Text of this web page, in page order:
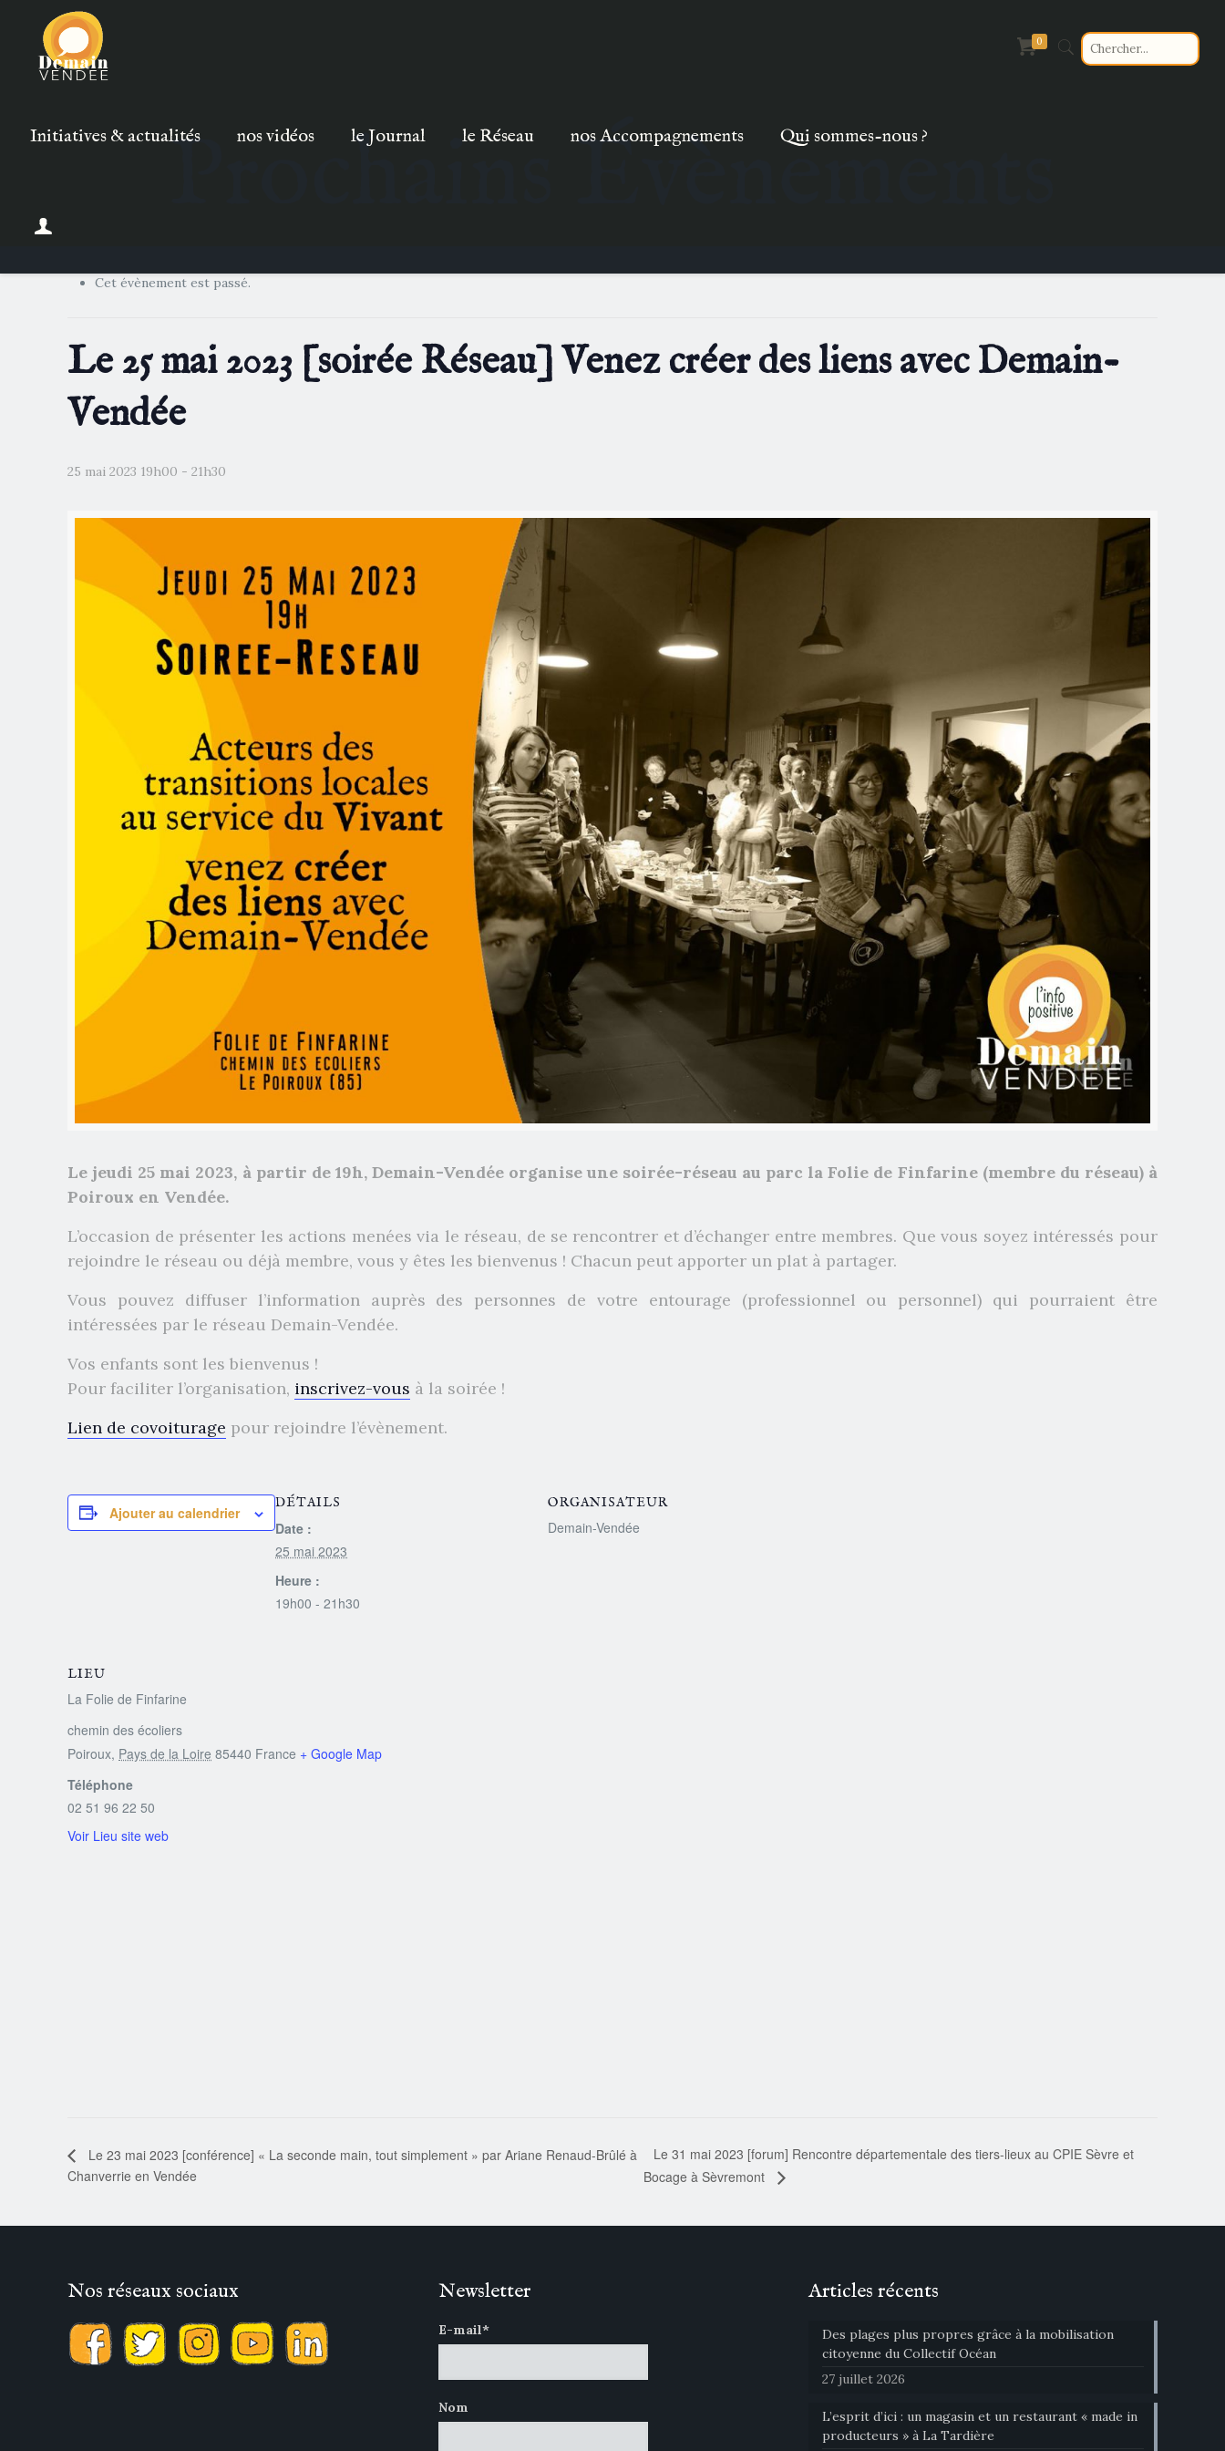
Initiatives & actualités nos vidéos le Journal le Réseau nos Accompagnements Qui sommes-nous ?
0
Prochains Évènements
Cet évènement est passé.
Le 25 mai 2023 [soirée Réseau] Venez créer des liens avec Demain-
Vendée
25 mai 2023 19h00 -21h30
Le jeudi 25 mai 2023, à partir de 19h, Demain-Vendée organise une soirée-réseau au parc la Folie de Finfarine (membre du réseau) à
Poiroux en Vendée.
L’occasion de présenter les actions menées via le réseau, de se rencontrer et d’échanger entre membres. Que vous soyez intéressés pour
rejoindre le réseau ou déjà membre, vous y êtes les bienvenus ! Chacun peut apporter un plat à partager.
Vous pouvez diffuser l’information auprès des personnes de votre entourage (professionnel ou personnel) qui pourraient être
intéressées par le réseau Demain-Vendée.
Vos enfants sont les bienvenus !
Pour faciliter l’organisation, inscrivez-vous à la soirée !
Lien de covoiturage pour rejoindre l’évènement.
Ajouter au calendrier
DÉTAILS
Date :
25 mai 2023
Heure :
19h00 - 21h30
ORGANISATEUR
Demain-Vendée
LIEU
La Folie de Finfarine
chemin des écoliers
Poiroux, Pays de la Loire 85440 France + Google Map
Téléphone
02 51 96 22 50
Voir Lieu site web
Le 23 mai 2023 [conférence] « La seconde main, tout simplement » par Ariane Renaud-Brûlé à
Chanverrie en Vendée
Le 31 mai 2023 [forum] Rencontre départementale des tiers-lieux au CPIE Sèvre et
Bocage à Sèvremont
Nos réseaux sociaux Newsletter
E-mail*
Nom
Articles récents
Des plages plus propres grâce à la mobilisation
citoyenne du Collectif Océan
27 juillet 2026
L’esprit d’ici : un magasin et un restaurant « made in
producteurs » à La Tardière